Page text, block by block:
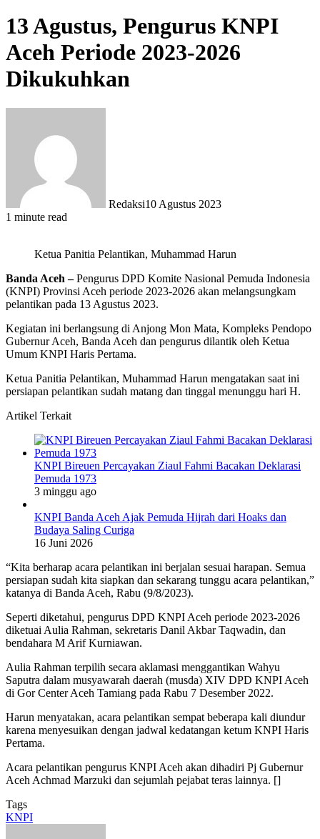
13 Agustus, Pengurus KNPI
Aceh Periode 2023-2026
Dikukuhkan
Redaksi10 Agustus 2023
1 minute read
Ketua Panitia Pelantikan, Muhammad Harun
Banda Aceh –Pengurus DPD Komite Nasional Pemuda Indonesia
(KNPI) Provinsi Aceh periode 2023-2026 akan melangsungkam
pelantikan pada 13 Agustus 2023.
Kegiatan ini berlangsung di Anjong Mon Mata, Kompleks Pendopo
Gubernur Aceh, Banda Aceh dan pengurus dilantik oleh Ketua
Umum KNPI Haris Pertama.
Ketua Panitia Pelantikan, Muhammad Harun mengatakan saat ini
persiapan pelantikan sudah matang dan tinggal menunggu hari H.
Artikel Terkait
KNPI Bireuen Percayakan Ziaul Fahmi Bacakan Deklarasi
Pemuda 1973
3 minggu ago
KNPI Banda Aceh Ajak Pemuda Hijrah dari Hoaks dan
Budaya Saling Curiga
16 Juni 2026
“Kita berharap acara pelantikan ini berjalan sesuai harapan. Semua
persiapan sudah kita siapkan dan sekarang tunggu acara pelantikan,”
katanya di Banda Aceh, Rabu (9/8/2023).
Seperti diketahui, pengurus DPD KNPI Aceh periode 2023-2026
diketuai Aulia Rahman, sekretaris Danil Akbar Taqwadin, dan
bendahara M Arif Kurniawan.
Aulia Rahman terpilih secara aklamasi menggantikan Wahyu
Saputra dalam musyawarah daerah (musda) XIV DPD KNPI Aceh
di Gor Center Aceh Tamiang pada Rabu 7 Desember 2022.
Harun menyatakan, acara pelantikan sempat beberapa kali diundur
karena menyesuikan dengan jadwal kedatangan ketum KNPI Haris
Pertama.
Acara pelantikan pengurus KNPI Aceh akan dihadiri Pj Gubernur
Aceh Achmad Marzuki dan sejumlah pejabat teras lainnya. []
Tags
KNPI